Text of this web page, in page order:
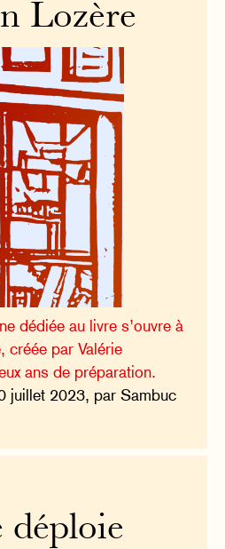
Lozère
dédiée au livre s’ouvre à
créée par Valérie
ans de préparation.
juillet 2023, par Sambuc
déploie